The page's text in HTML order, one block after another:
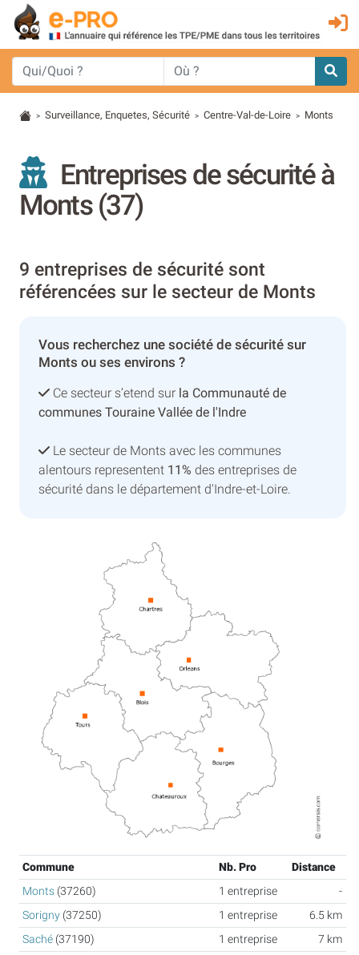
> Surveillance, Enquetes, Sécurité > Centre-Val-de-Loire > Monts
Entreprises de sécurité à
Monts (37)
9 entreprises de sécurité sont
référencées sur le secteur de Monts
Vous recherchez une société de sécurité sur
Monts ou ses environs ?
Ce secteur s’etend sur la Communauté de
communes Touraine Vallée de l'Indre
Le secteur de Monts avec les communes
alentours representent 11% des entreprises de
sécurité dans le département d'Indre-et-Loire.
Commune Nb. Pro
Distance
Monts (37260) 1 entreprise
-
Sorigny (37250) 1 entreprise
6.5 km
Saché (37190) 1 entreprise
7 km